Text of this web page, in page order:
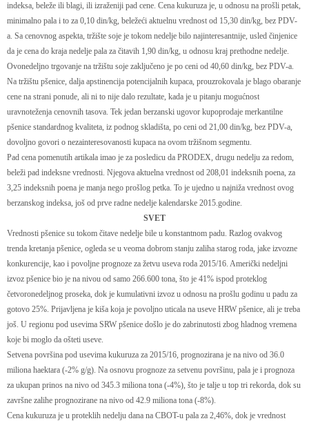
indeksa, beleže ili blagi, ili izraženiji pad cene. Cena kukuruza je, u odnosu na prošli petak,
minimalno pala i to za 0,10 din/kg, beležeći aktuelnu vrednost od 15,30 din/kg, bez PDV-
a. Sa cenovnog aspekta, tržište soje je tokom nedelje bilo najinteresantnije, usled činjenice
da je cena do kraja nedelje pala za čitavih 1,90 din/kg, u odnosu kraj prethodne nedelje.
Ovonedeljno trgovanje na tržištu soje zaključeno je po ceni od 40,60 din/kg, bez PDV-a.
Na tržištu pšenice, dalja apstinencija potencijalnih kupaca, prouzrokovala je blago obaranje
cene na strani ponude, ali ni to nije dalo rezultate, kada je u pitanju mogućnost
uravnoteženja cenovnih tasova. Tek jedan berzanski ugovor kupoprodaje merkantilne
pšenice standardnog kvaliteta, iz podnog skladišta, po ceni od 21,00 din/kg, bez PDV-a,
dovoljno govori o nezainteresovanosti kupaca na ovom tržišnom segmentu.
Pad cena pomenutih artikala imao je za posledicu da PRODEX, drugu nedelju za redom,
beleži pad indeksne vrednosti. Njegova aktuelna vrednost od 208,01 indeksnih poena, za
3,25 indeksnih poena je manja nego prošlog petka. To je ujedno u najniža vrednost ovog
berzanskog indeksa, još od prve radne nedelje kalendarske 2015.godine.
SVET
Vrednosti pšenice su tokom čitave nedelje bile u konstantnom padu. Razlog ovakvog
trenda kretanja pšenice, ogleda se u veoma dobrom stanju zaliha starog roda, jake izvozne
konkurencije, kao i povoljne prognoze za žetvu useva roda 2015/16. Američki nedeljni
izvoz pšenice bio je na nivou od samo 266.600 tona, što je 41% ispod proteklog
četvoronedeljnog proseka, dok je kumulativni izvoz u odnosu na prošlu godinu u padu za
gotovo 25%. Prijavljena je kiša koja je povoljno uticala na useve HRW pšenice, ali je treba
još. U regionu pod usevima SRW pšenice došlo je do zabrinutosti zbog hladnog vremena
koje bi moglo da ošteti useve.
Setvena površina pod usevima kukuruza za 2015/16, prognozirana je na nivo od 36.0
miliona haektara (-2% g/g). Na osnovu prognoze za setvenu površinu, pala je i prognoza
za ukupan prinos na nivo od 345.3 miliona tona (-4%), što je talje u top tri rekorda, dok su
završne zalihe prognozirane na nivo od 42.9 miliona tona (-8%).
Cena kukuruza je u proteklih nedelju dana na CBOT-u pala za 2,46%, dok je vrednost